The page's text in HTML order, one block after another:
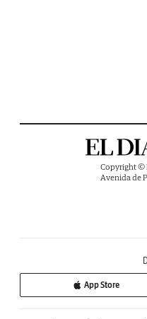
Copyright ©
Avenida de
App Store